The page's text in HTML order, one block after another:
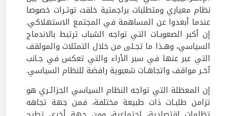
نظام معياري ومتطلبات براجمتية خلقت توتـرات خصوصا
عندما أبعدوا عن المساهمة في المجتمع الاستهلاكي.
إن أكبر الصعوبـات التي تواجه الشباب ترتبط بالاندماج
السياسي، وهـذا ما تجـلى من خلال التمثلات والمولقف
التي عبر عنها في سبر الأراء والتي تعكس في جـانب
آخـر مواقف واتجاهـات شعبوية رافضة للنظام السياسي.
إن المعظلة التي تواجه النظام السياسي الجزائـري هو
تزامن طلبـات ذات طبيعة مختلفة، فمن جهة تجاهه